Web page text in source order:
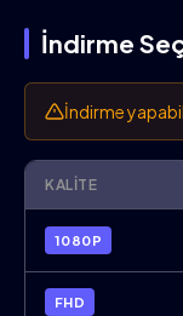
İndirme
İndirme
KALITE
1080P
FHD